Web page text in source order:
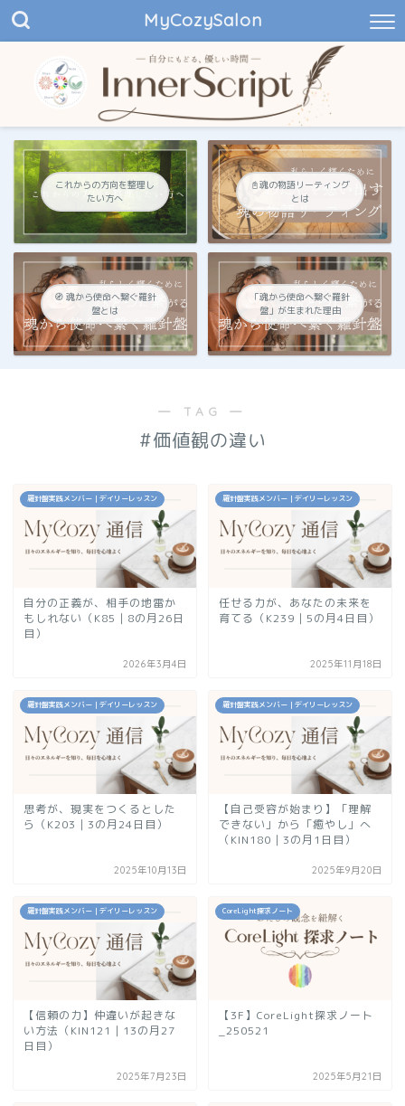
MyCozySalon
これからの方向を整理し
たい方へ
📓魂の物語リーティング
とは
🧭 魂から使命へ繋ぐ羅針
盤とは
「魂から使命へ繋ぐ羅針
盤」が生まれた理由
― TAG ―
#価値観の違い
羅針盤実践メンバー｜デイリーレッスン
自分の正義が、相手の地雷か
もしれない（K85｜8の月26日
目）
2026年3月4日
羅針盤実践メンバー｜デイリーレッスン
任せる力が、あなたの未来を
育てる（K239｜5の月4日目）
2025年11月18日
羅針盤実践メンバー｜デイリーレッスン
思考が、現実をつくるとした
ら（K203｜3の月24日目）
2025年10月13日
羅針盤実践メンバー｜デイリーレッスン
【自己受容が始まり】「理解
できない」から「癒やし」へ
（KIN180｜3の月1日目）
2025年9月20日
羅針盤実践メンバー｜デイリーレッスン
【信頼の力】仲違いが起きな
い方法（KIN121｜13の月27
日目）
2025年7月23日
CoreLight探求ノート
【3F】CoreLight探求ノート
_250521
2025年5月21日